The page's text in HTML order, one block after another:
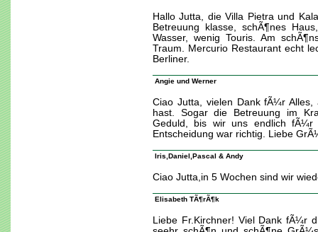
Hallo Jutta, die Villa Pietra und
Betreuung klasse, schÃ¶nes
Wasser, wenig Touris. Am
Traum. Mercurio Restaurant echt
Berliner.
Angie und Werner
Ciao Jutta, vielen Dank fÃ¼r
hast. Sogar die Betreuung im
Geduld, bis wir uns endlich fÃ¼r
Entscheidung war richtig. Liebe
Iris,Daniel,Pascal & Andy
Ciao Jutta,in 5 Wochen sind wir
Elisabeth TÃ¶rÃ¶k
Liebe Fr.Kirchner! Viel Dank fÃ¼r